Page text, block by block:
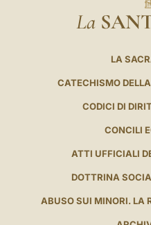
La
LA
CATECHISMO
CODICI DI
CONCILI
ATTI UFFICIALI
DOTTRINA
ABUSO SUI MINORI. LA